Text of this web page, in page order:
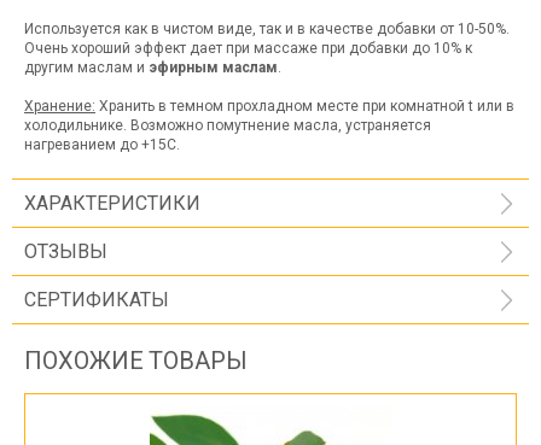
Используется как в чистом виде, так и в качестве добавки от 10-50%.
Очень хороший эффект дает при массаже при добавки до 10% к
другим маслам и эфирным маслам.
Хранение: Хранить в темном прохладном месте при комнатной t или в
холодильнике. Возможно помутнение масла, устраняется
нагреванием до +15С.
ХАРАКТЕРИСТИКИ
ОТЗЫВЫ
СЕРТИФИКАТЫ
ПОХОЖИЕ ТОВАРЫ